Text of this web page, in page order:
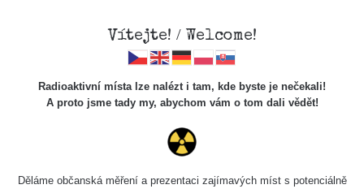
Veškerou správu dat přesouváme na
správa dat na této adrese nemusí být již plně funkční.
Děkujeme za pochopení.
Vítejte! / Welcome!
Radioaktivní místa lze nalézt i tam, kde byste je nečekali!
A proto jsme tady my, abychom vám o tom dali vědět!
Děláme občanská měření a prezentaci zajímavých míst s potenciálně